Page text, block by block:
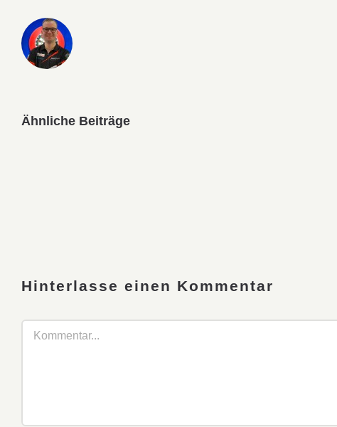
Ähnliche Beiträge
Hinterlasse einen Kommentar
Kommentar